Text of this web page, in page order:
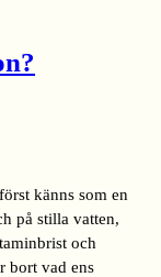
känns som en
på stilla vatten,
och
bort vad ens